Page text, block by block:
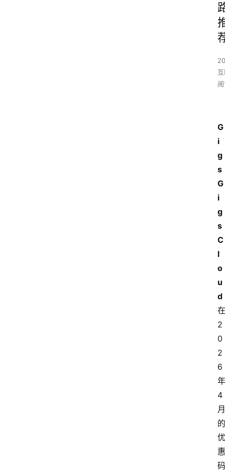
G
i
g
s
G
i
g
s
C
l
o
u
d
在
2
0
2
6
年
4
月
的
优
惠
码